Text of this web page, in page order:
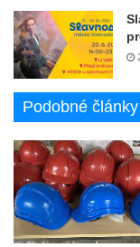
Podobné články